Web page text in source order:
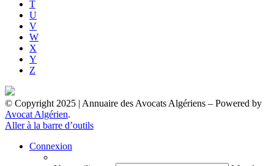
T
U
V
W
X
Y
Z
© Copyright 2025 | Annuaire des Avocats Algériens – Powered by
Avocat Algérien.
Aller à la barre d’outils
Connexion